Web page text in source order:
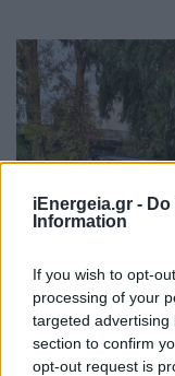
iEnergeia.gr -
Information
If you wish to opt-
processing of your
targeted
section to confirm
opt-out request is